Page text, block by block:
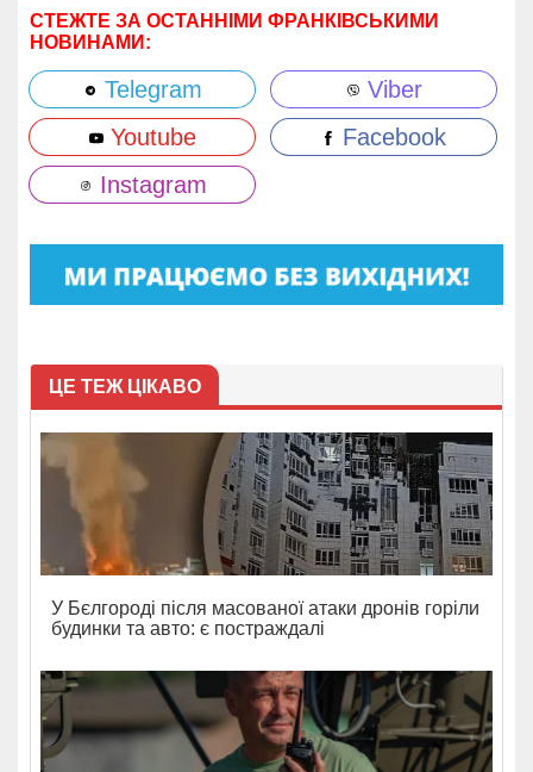
СТЕЖТЕ ЗА ОСТАННІМИ ФРАНКІВСЬКИМИ
НОВИНАМИ:
Telegram
Viber
Youtube
Facebook
Instagram
ЦЕ ТЕЖ ЦІКАВО
У Бєлгороді після масованої атаки дронів горіли
будинки та авто: є постраждалі